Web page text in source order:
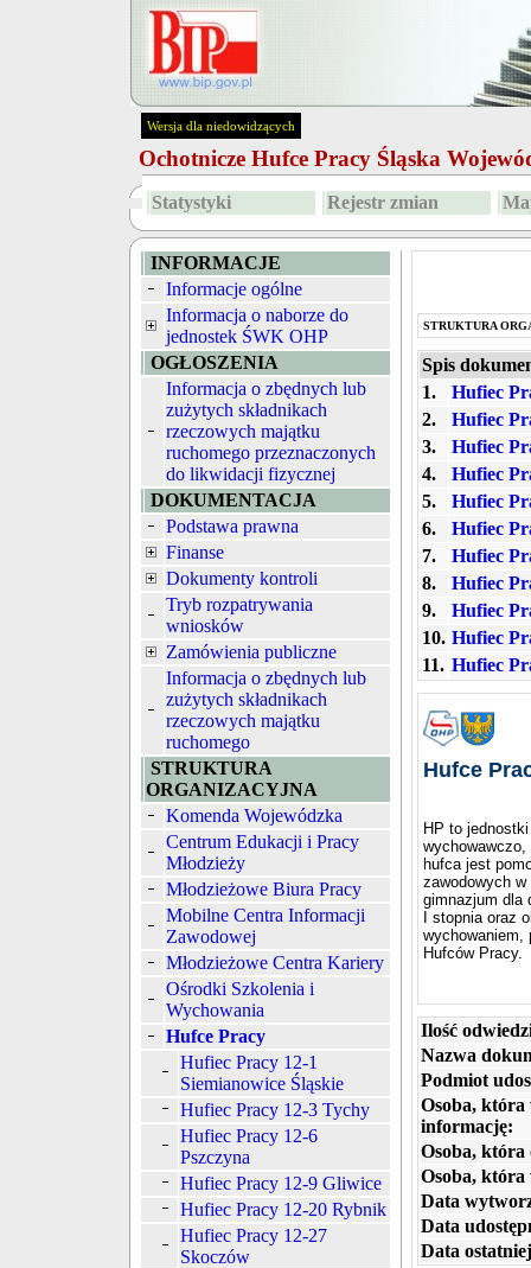
Wersja dla niedowidzących
Ochotnicze Hufce Pracy Śląska
Statystyki Rejestr zmian
INFORMACJE
Informacje ogólne
Informacja o naborze do
jednostek ŚWK OHP
OGŁOSZENIA
Informacja o zbędnych lub
zużytych składnikach
rzeczowych majątku
ruchomego przeznaczonych
do likwidacji fizycznej
DOKUMENTACJA
Podstawa prawna
Finanse
Dokumenty kontroli
Tryb rozpatrywania
wniosków
Zamówienia publiczne
Informacja o zbędnych lub
zużytych składnikach
rzeczowych majątku
ruchomego
STRUKTURA
ORGANIZACYJNA
Komenda Wojewódzka
Centrum Edukacji i Pracy
Młodzieży
Młodzieżowe Biura Pracy
Mobilne Centra Informacji
Zawodowej
Młodzieżowe Centra Kariery
Ośrodki Szkolenia i
Wychowania
Hufce Pracy
Hufiec Pracy 12-1
Siemianowice Śląskie
Hufiec Pracy 12-3 Tychy
Hufiec Pracy 12-6
Pszczyna
Hufiec Pracy 12-9 Gliwice
Hufiec Pracy 12-20 Rybnik
Hufiec Pracy 12-27
Skoczów
STRUKTURA
Spis
1.
Hufiec
2.
Hufiec
3.
Hufiec
4.
Hufiec
5.
Hufiec
6.
Hufiec
7.
Hufiec
8.
Hufiec
9.
Hufiec
10. Hufiec
11. Hufiec
Hufce
HP to
wychowawczo,
hufca jest
zawodowych
gimnazjum dla
I stopnia oraz
wychowaniem,
Hufców Pracy.
Ilość
Nazwa
Podmiot
Osoba, która
informację:
Osoba, która
Osoba, która
Data
Data
Data